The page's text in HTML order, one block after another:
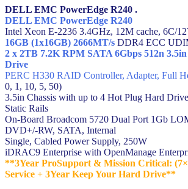
DELL EMC PowerEdge R240 .
DELL EMC PowerEdge R240
Intel Xeon E-2236 3.4GHz, 12M cache, 6C/
16GB (1x16GB) 2666MT/s DDR4 ECC
2 x 2TB 7.2K RPM SATA 6Gbps 512n
Drive
PERC H330 RAID Controller, Adapter, Full
0, 1, 10, 5, 50)
3.5in Chassis with up to 4 Hot Plug Hard
Static Rails
On-Board Broadcom 5720 Dual Port 1Gb
DVD+/-RW, SATA, Internal
Single, Cabled Power Supply, 250W
iDRAC9 Enterprise with OpenManage
**3Year ProSupport & Mission Critical:
Service + 3Year Keep Your Hard Drive**